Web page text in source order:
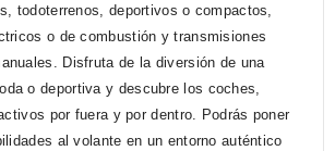
todoterrenos, deportivos o compactos,
o de combustión y transmisiones
Disfruta de la diversión de una
o deportiva y descubre los coches,
por fuera y por dentro. Podrás poner
al volante en un entorno auténtico